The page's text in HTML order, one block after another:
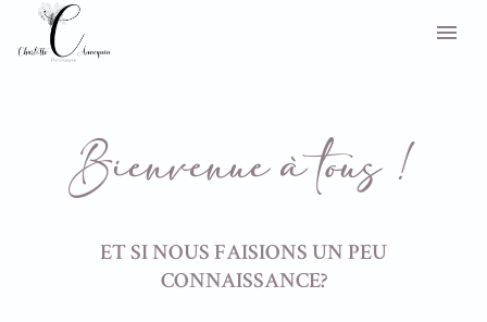
Bienvenue à tous !
ET SI NOUS FAISIONS UN PEU
CONNAISSANCE?